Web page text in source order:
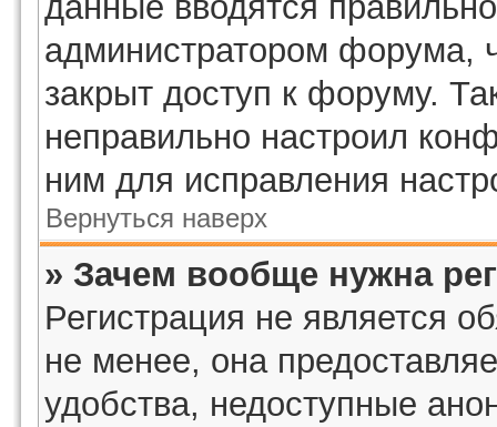
администратором форума,
закрыт доступ к форуму.
неправильно настроил
ним для исправления
Вернуться наверх
» Зачем вообще нужна
Регистрация не является
не менее, она
удобства, недоступные